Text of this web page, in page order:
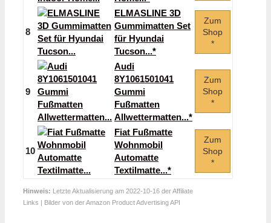
8
ELMASLINE 3D
Gummimatten Set
für Hyundai
Tucson...*
Zum
Shop
*
9
Audi
8Y1061501041
Gummi
Fußmatten
Allwettermatten...*
Zum
Shop
*
10
Fiat Fußmatte
Wohnmobil
Automatte
Textilmatte...*
Zum
Shop
*
Hinweis: Letzte Aktualisierung am 2022-10-16 der Affiliate
Links | Bilder von der Amazon Product Advertising API